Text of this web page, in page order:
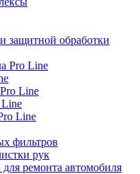
защитной обработки
Pro Line
Line
Line
Line
фильтров
рук
ремонта автомобиля